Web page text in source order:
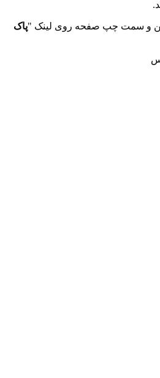
و سمت چپ صفحه روی لینک "پاک